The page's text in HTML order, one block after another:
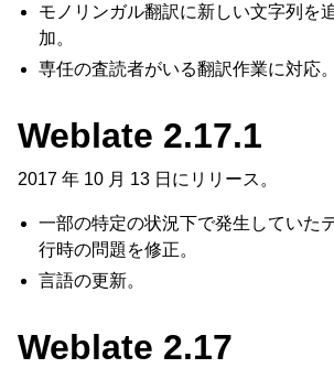
モノリンガル翻訳に新しい文字列を
加。
専任の査読者がいる翻訳作業に対応。
Weblate 2.17.1
2017 年 10 月 13 日にリリース。
一部の特定の状況下で発生していた
行時の問題を修正。
言語の更新。
Weblate 2.17